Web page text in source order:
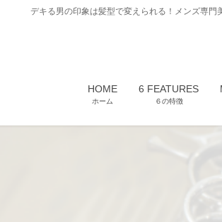
デキる男の印象は髪型で変えられる！メンズ専門
HOME
ホーム
6 FEATURES
６の特徴